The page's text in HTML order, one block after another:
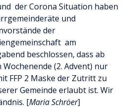
der Corona Situation haben
und
der
am
beschlossen, dass ab
Wochenende (2. Advent) nur
FFP 2 Maske der Zutritt zu
Gemeinde erlaubt ist. Wir
[Maria Schröer]